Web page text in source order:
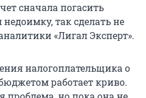
сначала погасить
так сделать не
«Лигал Эксперт».
налогоплательщика о
работает криво.